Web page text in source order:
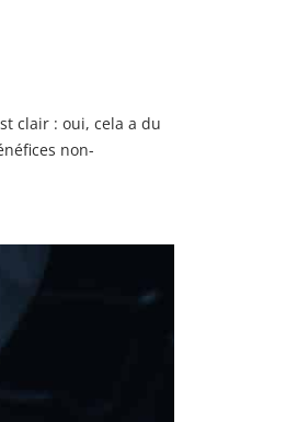
clair : oui, cela a du
non-